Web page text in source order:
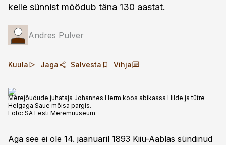
kelle sünnist möödub täna 130 aastat.
Andres Pulver
Kuula Jaga Salvesta Vihja
Merejõudude juhataja Johannes Herm koos abikaasa Hilde ja tütre
Helgaga Saue mõisa pargis.
Foto: SA Eesti Meremuuseum
Aga see ei ole 14. jaanuaril 1893 Kiiu-Aablas sündinud